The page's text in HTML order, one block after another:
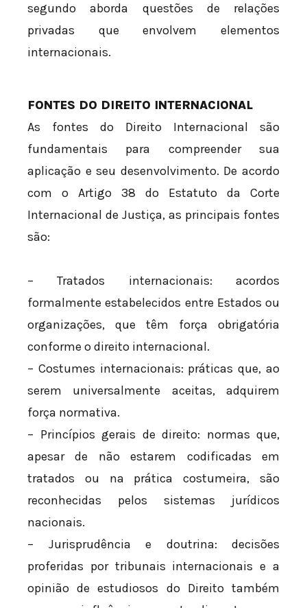
segundo aborda questões de relações
privadas que envolvem elementos
internacionais.
FONTES DO DIREITO INTERNACIONAL
As fontes do Direito Internacional são
fundamentais para compreender sua
aplicação e seu desenvolvimento. De acordo
com o Artigo 38 do Estatuto da Corte
Internacional de Justiça, as principais fontes
são:
– Tratados internacionais: acordos
formalmente estabelecidos entre Estados ou
organizações, que têm força obrigatória
conforme o direito internacional.
– Costumes internacionais: práticas que, ao
serem universalmente aceitas, adquirem
força normativa.
– Princípios gerais de direito: normas que,
apesar de não estarem codificadas em
tratados ou na prática costumeira, são
reconhecidas pelos sistemas jurídicos
nacionais.
– Jurisprudência e doutrina: decisões
proferidas por tribunais internacionais e a
opinião de estudiosos do Direito também